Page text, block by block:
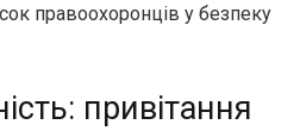
правоохоронців у безпеку
привітання